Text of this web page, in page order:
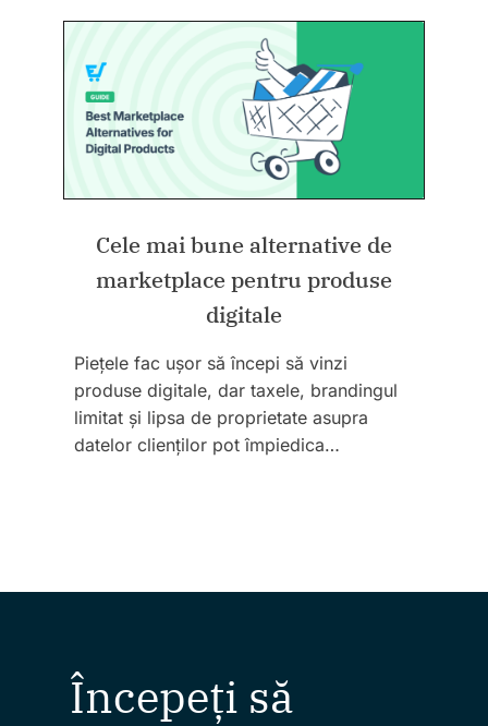
Cele mai bune alternative de
marketplace pentru produse
digitale
Piețele fac ușor să începi să vinzi
produse digitale, dar taxele, brandingul
limitat și lipsa de proprietate asupra
datelor clienților pot împiedica…
Începeți să